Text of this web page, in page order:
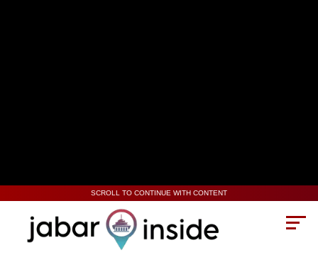
SCROLL TO CONTINUE WITH CONTENT